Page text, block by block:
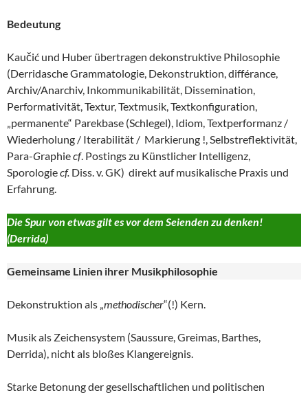
Bedeutung
Kaučić und Huber übertragen dekonstruktive Philosophie
(Derridasche Grammatologie, Dekonstruktion, différance,
Archiv/Anarchiv, Inkommunikabilität, Dissemination,
Performativität, Textur, Textmusik, Textkonfiguration,
„permanente“ Parekbase (Schlegel), Idiom, Textperformanz /
Wiederholung / Iterabilität / Markierung !, Selbstreflektivität,
Para-Graphiecf. Postings zu Künstlicher Intelligenz,
Sporologiecf. Diss. v. GK) direkt auf musikalische Praxis und
Erfahrung.
Die Spur von etwas gilt es vor dem Seienden zu denken!
(Derrida)
Gemeinsame Linien ihrer Musikphilosophie
Dekonstruktion als „methodischer“(!) Kern.
Musik als Zeichensystem (Saussure, Greimas, Barthes,
Derrida), nicht als bloßes Klangereignis.
Starke Betonung der gesellschaftlichen und politischen